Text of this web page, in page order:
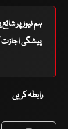
ہم نیوز پر
پیشگی اجازت
رابطہ کریں